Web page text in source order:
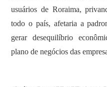
usuários de Roraima,
todo o país, afetaria a
gerar desequilíbrio
plano de negócios das